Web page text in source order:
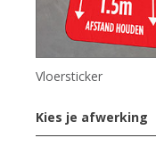
Vloersticker
Kies je afwerking